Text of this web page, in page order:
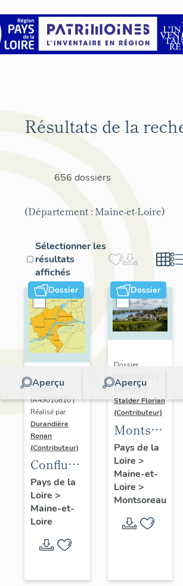
Résultats de la
656 dossiers
(Département : Maine-et-Loire)
Sélectionner les
résultats
affichés
Dossier
Aperçu
Dossier
IA49010810 |
Réalisé par
Durandière
Ronan
(Contributeur)
Confluence
Maine-
Loire :
présentation
l'opération
Pays de la
Loire >
Maine-et-
Loire
Dossier
Aperçu
Dossier
IA49010823 |
Réalisé par
Stalder Florian
(Contributeur)
Montsoreau
:
de la
commune
Pays de la
Loire >
Maine-et-
Loire >
Montsoreau